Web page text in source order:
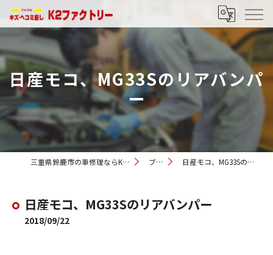
日産モコ、MG33Sのリアバンパ
ー
三重県鈴鹿市の車修理ならK2ファクトリー ブログ 日産モコ、MG33Sのリアバンパー
日産モコ、MG33Sのリアバンパー
2018/09/22